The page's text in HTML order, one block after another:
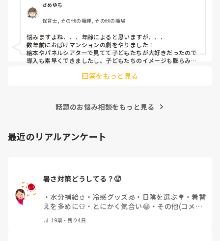
さめゆち
保育士, その他の職種, その他の職場
悩みますよね．．．年齢によると思いますが．．．
数年前におばけマンションの劇をやりました！
絵本やパネルシアターで見てて子どもたちが大好きだったので
導入も素早くできましたし、子どもたちのイメージも膨らみや
回答をもっと見る
話題のお悩み相談をもっと見る
最近のリアルアンケート
暑さ対策どうしてる？🥵
・水分補給🥤 ・ 冷感グッズ🧊 ・ 日陰を選ぶ🌳 ・着替
えを多めに👕 ・ とにかく気合い😂・ その他(コメン
19票・ 残り4日